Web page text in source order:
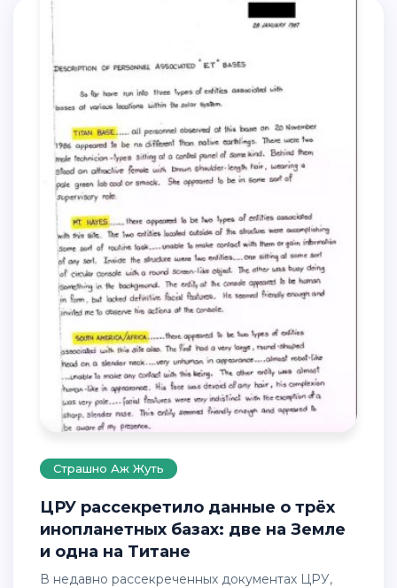
Страшно Аж Жуть
ЦРУ рассекретило данные о трёх
инопланетных базах: две на Земле
и одна на Титане
В недавно рассекреченных документах ЦРУ,